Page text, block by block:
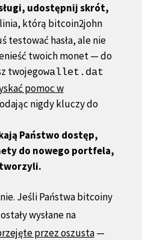
udostępnij skrót,
którą bitcoin2john
testować hasła, ale nie
twoich monet — do
twojegowallet.dat
pomoc w
nigdy kluczy do
Państwo dostęp,
do nowego portfela,
Jeśli Państwa bitcoiny
wysłane na
przez oszusta—